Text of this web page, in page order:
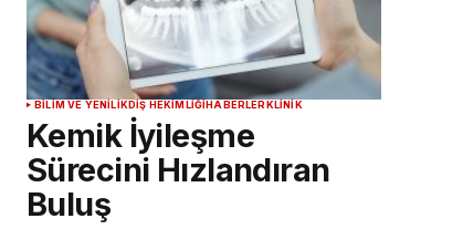
BILIM VE YENILIKDIŞ HEKIMLIĞI HABERLER KLINIK
Kemik İyileşme
Sürecini Hızlandıran
Buluş